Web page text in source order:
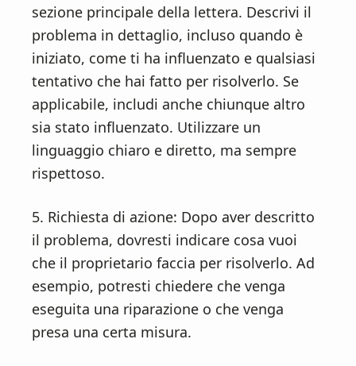
sezione principale della lettera. Descrivi il
problema in dettaglio, incluso quando è
iniziato, come ti ha influenzato e qualsiasi
tentativo che hai fatto per risolverlo. Se
applicabile, includi anche chiunque altro
sia stato influenzato. Utilizzare un
linguaggio chiaro e diretto, ma sempre
rispettoso.
5. Richiesta di azione: Dopo aver descritto
il problema, dovresti indicare cosa vuoi
che il proprietario faccia per risolverlo. Ad
esempio, potresti chiedere che venga
eseguita una riparazione o che venga
presa una certa misura.